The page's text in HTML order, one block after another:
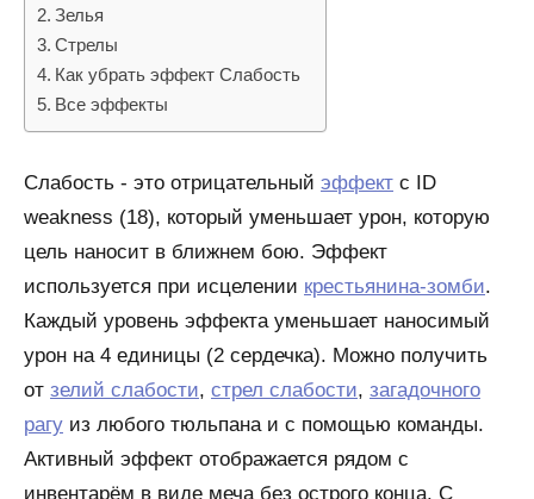
Зелья
Стрелы
Как убрать эффект Слабость
Все эффекты
Слабость - это отрицательный эффект с ID
weakness (18), который уменьшает урон, которую
цель наносит в ближнем бою. Эффект
используется при исцелении крестьянина-зомби.
Каждый уровень эффекта уменьшает наносимый
урон на 4 единицы (2 сердечка). Можно получить
от зелий слабости, стрел слабости, загадочного
рагу из любого тюльпана и с помощью команды.
Активный эффект отображается рядом с
инвентарём в виде меча без острого конца. С